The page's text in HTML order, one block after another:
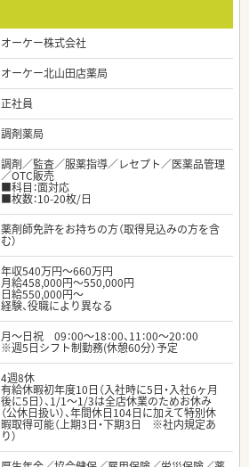
オーケー株式会社
オーケー北山田店薬局
正社員
調剤薬局
調剤／監査／服薬指導／レセプト／医薬品管理
／OTC販売
■科目：面対応
■枚数：10-20枚/日
薬剤師免許をお持ちの方（取得見込みの方を含
む）
年収540万円～660万円
月給458,000円～550,000円
日給550,000円～
経験、役職により異なる
月～日祝 09：00～18：00、11：00～20：00
※週5日シフト制勤務(休憩60分）予定
4週8休
有給休暇初年度10日（入社時に5日・入社6ヶ月
後に5日）、1/1～1/3は全店休業のためお休み
（公休日扱い）、年間休日104日に加えて特別休
暇取得可能（上期3日・下期3日 ※社内規定あ
り）